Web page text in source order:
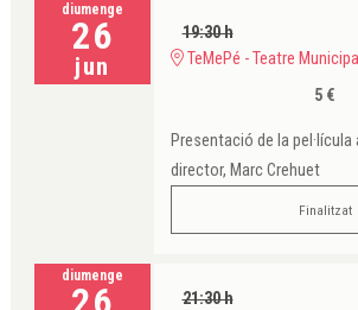
diumenge
26
jun
19:30 h
TeMePé - Teatre
5 €
Presentació de la pel·lícula
director, Marc Crehuet
Finalitzat
diumenge
21:30 h